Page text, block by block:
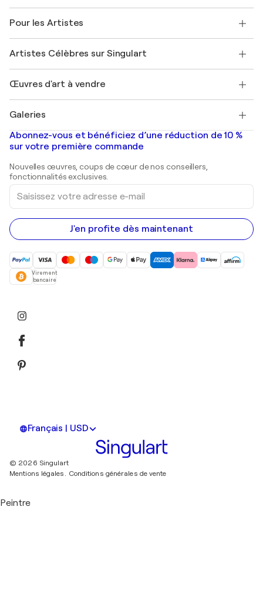
Offrir une carte cadeau
Rejoignez notre programme commercial
Mon compte
+33 1 76 44 06 42
FAQ
Magazine Singulart
Emplois
Découvrez une sélection d'art original
Pour les Artistes
Se connecter en tant qu'Artiste
Artistes Célèbres sur Singulart
Marc Chagall
Banksy
Mr. Brainwash
Shepard Fairey
Œuvres d'art à vendre
Tableaux abstraits à vendre
Peintures de paysage
Estampes
Peintures acryliques
Galeries
Galeries d'art en France
Galeries d'art en Belgique
Abonnez-vous et bénéficiez d’une réduction de 10 %
sur votre première commande
Nouvelles œuvres, coups de cœur de nos conseillers,
fonctionnalités exclusives.
Saisissez
votre
adresse
e-
mail
J'en profite dès maintenant
Virement
bancaire
Français | USD
© 2026 Singulart
Mentions légales. Conditions générales de vente
Peintre